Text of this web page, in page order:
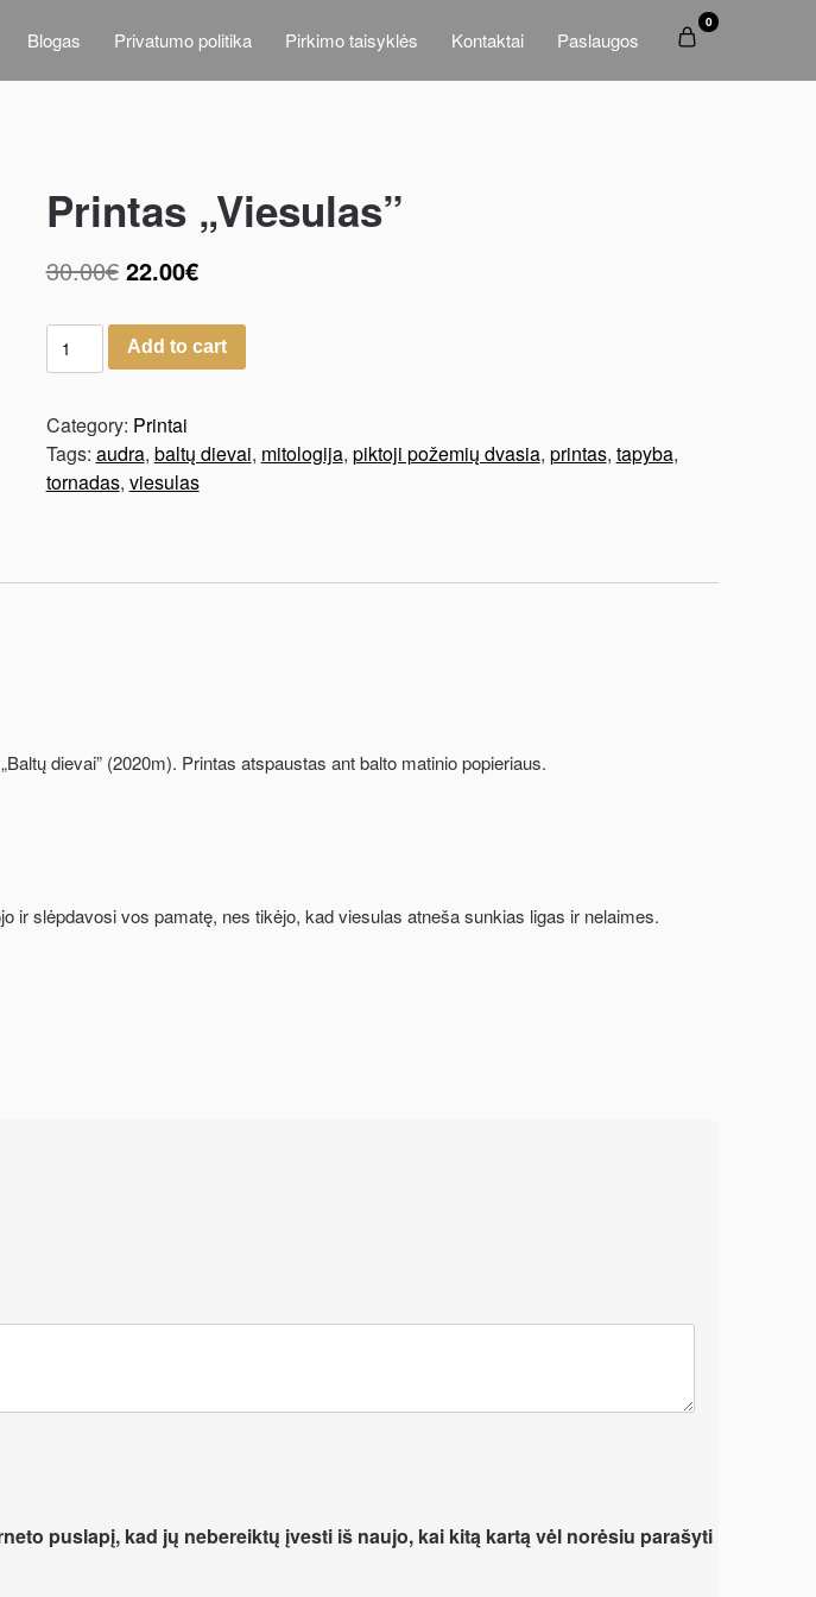
Blogas Privatumo politika Pirkimo taisyklės Kontaktai Paslaugos
0
Printas „Viesulas”
30.00€ 22.00€
Add to cart
Category: Printai
Tags: audra, baltų dievai, mitologija, piktoji požemių dvasia, printas, tapyba,
tornadas, viesulas
dievai” (2020m). Printas atspaustas ant balto matinio popieriaus.
ir slėpdavosi vos pamatę, nes tikėjo, kad viesulas atneša sunkias ligas ir nelaimes.
puslapį, kad jų nebereiktų įvesti iš naujo, kai kitą kartą vėl norėsiu parašyti